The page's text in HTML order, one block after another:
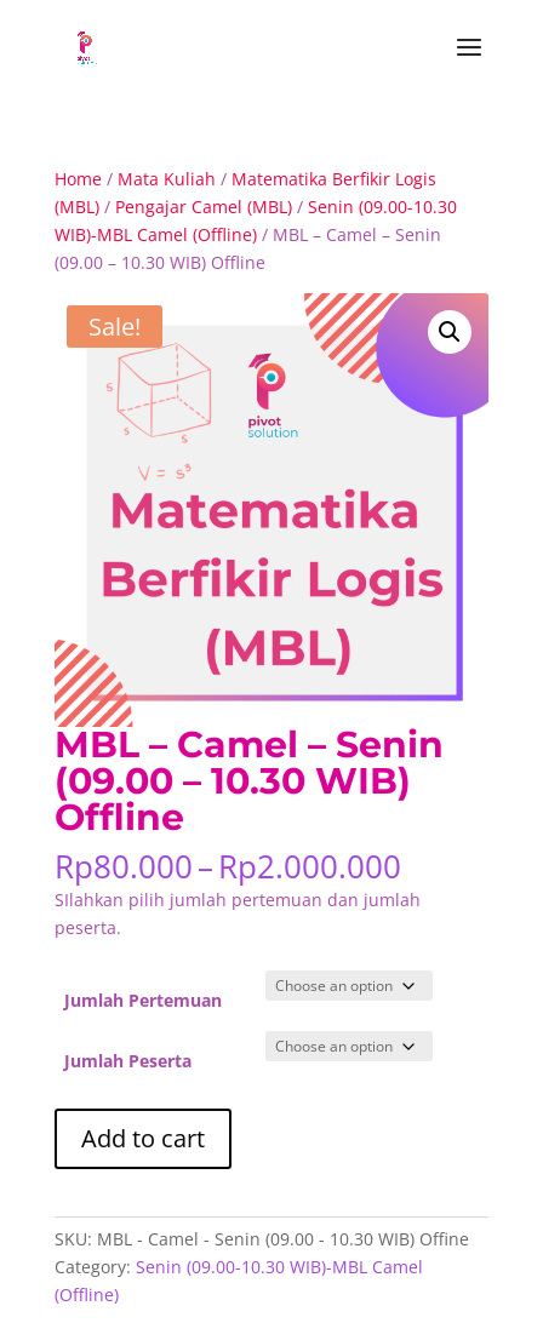
Home/ Mata Kuliah / Matematika Berfikir Logis
(MBL)/ Pengajar Camel (MBL)/ Senin (09.00-10.30
WIB)-MBL Camel (Offline)/ MBL – Camel – Senin
(09.00 – 10.30 WIB) Offline
Sale!
MBL – Camel – Senin
(09.00 – 10.30 WIB)
Offline
Rp80.000–Rp2.000.000Price
range:
Rp80.000
SIlahkan pilih jumlah pertemuan dan jumlah
peserta.
Jumlah Pertemuan
Jumlah Peserta
Senin
(09.00
-
Add to cart
SKU: MBL - Camel - Senin (09.00 - 10.30 WIB) Offine
Category: Senin (09.00-10.30 WIB)-MBL Camel
(Offline)